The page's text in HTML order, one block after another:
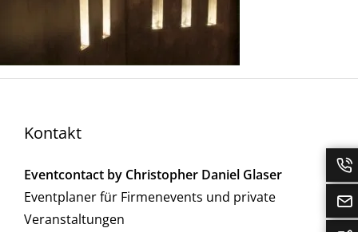
Kontakt
Eventcontact by Christopher Daniel Glaser
Eventplaner für Firmenevents und private
Veranstaltungen